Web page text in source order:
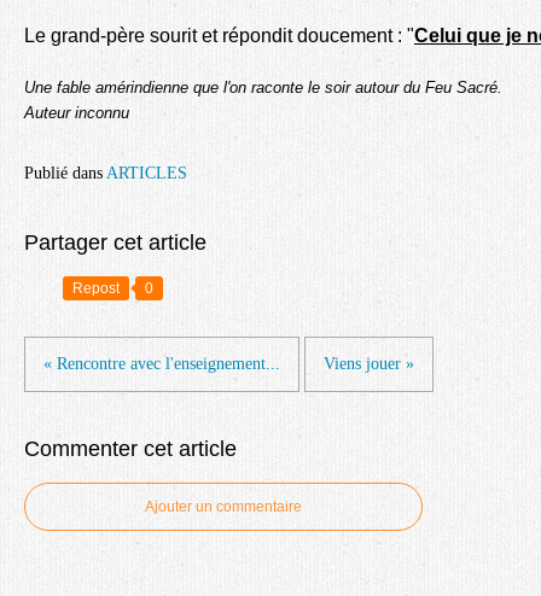
Le grand-père sourit et répondit doucement : "Celui que je
Une fable amérindienne que l'on raconte le soir autour du Feu Sacré.
Auteur inconnu
Publié dans ARTICLES
Partager cet article
Repost 0
« Rencontre avec l'enseignement... Viens jouer »
Commenter cet article
Ajouter un commentaire